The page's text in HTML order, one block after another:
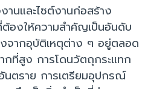
นและไซต์งานก่อสร้าง
องให้ความสำคัญเป็นอันดับ
จากอุบัติเหตุต่าง ๆ อยู่ตลอด
กที่สูง การโดนวัตถุกระแทก
นตราย การเตรียมอุปกรณ์